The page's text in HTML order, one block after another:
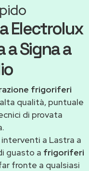
Electrolux
Signa a
frigoriferi
qualità, puntuale
di provata
a Lastra a
guasto a frigoriferi
fronte a qualsiasi